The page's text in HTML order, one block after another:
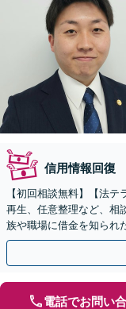
信用情報回復
【初回相談無料】【法
再生、任意整理など、相
族や職場に借金を知られ
た方もご相談ください。
電話でお問い